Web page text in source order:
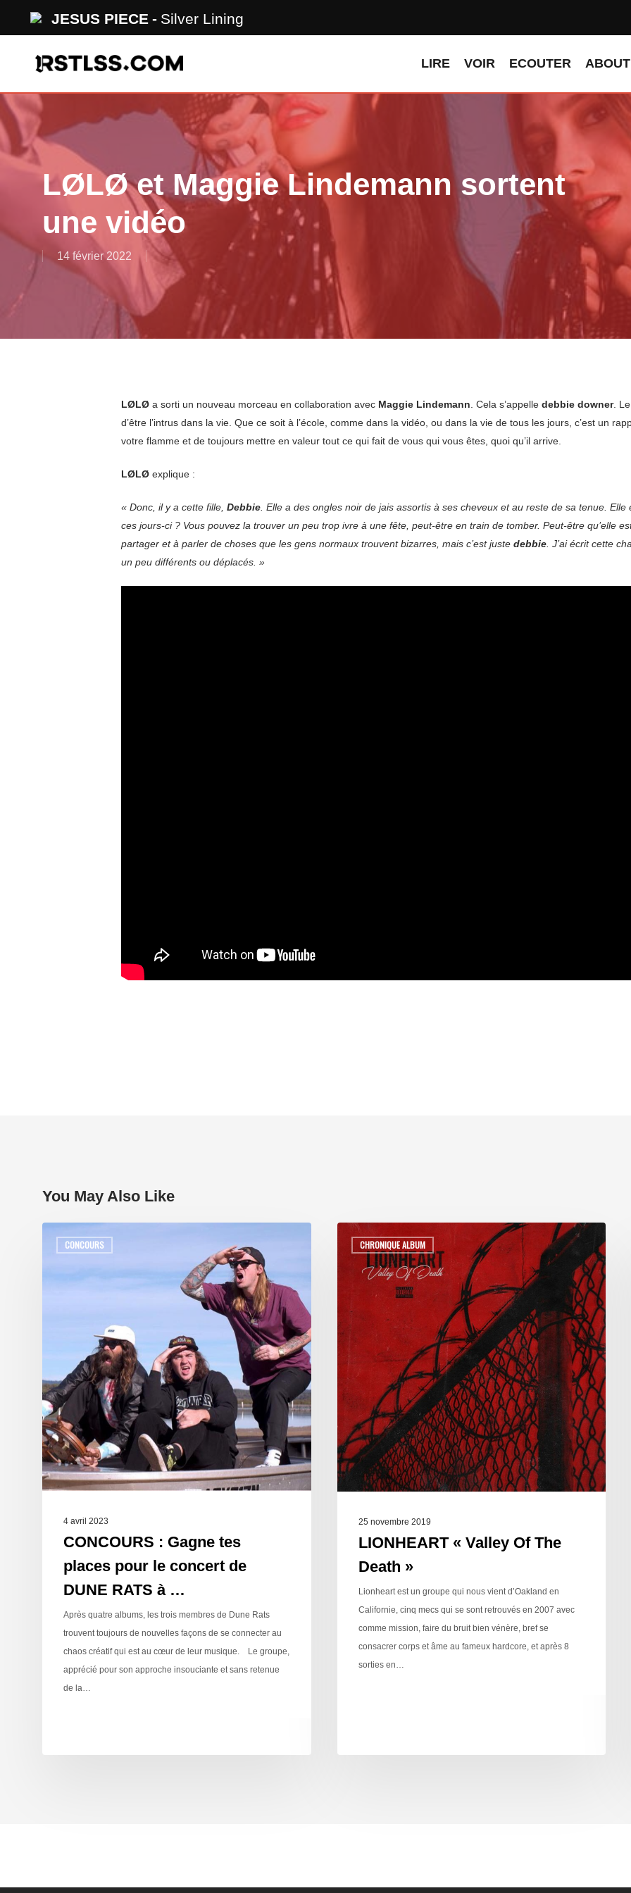
JESUS PIECE Silver Lining
LIRE VOIR ECOUTER ABOUT
LØLØ et Maggie Lindemann sortent
une vidéo
14 février 2022
LØLØ a sorti un nouveau morceau en collaboration avec Maggie Lindemann . Cela s’appelle debbie downer.
d’être l’intrus dans la vie. Que ce soit à l’école, comme dans la vidéo, ou dans la vie de tous les jours, c’est un
votre flamme et de toujours mettre en valeur tout ce qui fait de vous qui vous êtes, quoi qu’il arrive.
LØLØ explique :
« Donc, il y a cette fille, Debbie . Elle a des ongles noir de jais assortis à ses cheveux et au reste de sa tenue.
ces jours-ci ? Vous pouvez la trouver un peu trop ivre à une fête, peut-être en train de tomber. Peut-être qu’elle
partager et à parler de choses que les gens normaux trouvent bizarres, mais c’est juste debbie . J’ai écrit cette
un peu différents ou déplacés. »
You May Also Like
CONCOURS
4 avril 2023
CONCOURS : Gagne tes
places pour le concert de
DUNE RATS à …
Après quatre albums, les trois membres de Dune Rats
trouvent toujours de nouvelles façons de se connecter au
chaos créatif qui est au cœur de leur musique. Le groupe,
apprécié pour son approche insouciante et sans retenue
de la…
CHRONIQUE ALBUM
25 novembre 2019
LIONHEART « Valley Of The
Death »
Lionheart est un groupe qui nous vient d’Oakland en
Californie, cinq mecs qui se sont retrouvés en 2007 avec
comme mission, faire du bruit bien vénère, bref se
consacrer corps et âme au fameux hardcore, et après 8
sorties en…